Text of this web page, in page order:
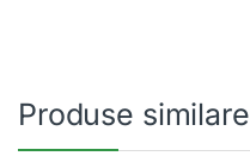
Produse similare